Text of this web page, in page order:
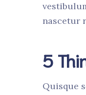
nascetur
5
Quisque